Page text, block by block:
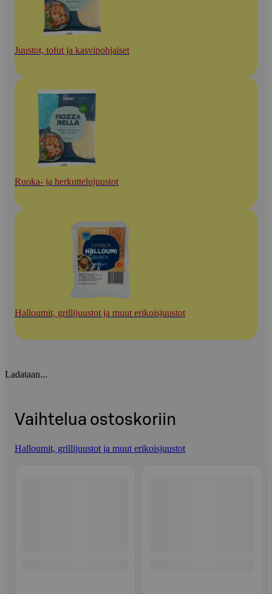
Juustot, tofut ja kasvipohjaiset
Ruoka- ja herkuttelujuustot
Halloumit, grillijuustot ja muut erikoisjuustot
Ladataan...
Vaihtelua ostoskoriin
Halloumit, grillijuustot ja muut erikoisjuustot